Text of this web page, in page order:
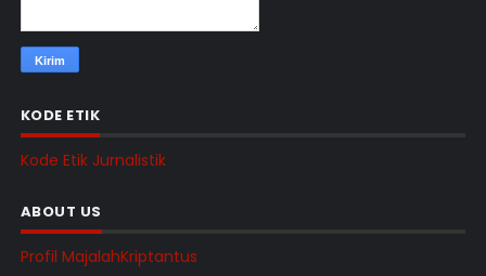
KODE ETIK
Kode Etik Jurnalistik
ABOUT US
Profil MajalahKriptantus